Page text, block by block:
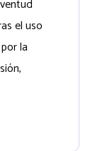
el uso
la